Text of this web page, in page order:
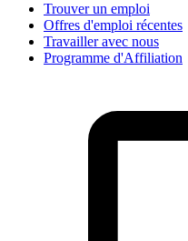
Trouver un emploi
Offres d'emploi récentes
Travailler avec nous
Programme d'Affiliation